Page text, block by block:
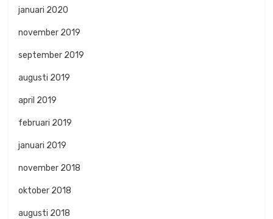
januari 2020
november 2019
september 2019
augusti 2019
april 2019
februari 2019
januari 2019
november 2018
oktober 2018
augusti 2018